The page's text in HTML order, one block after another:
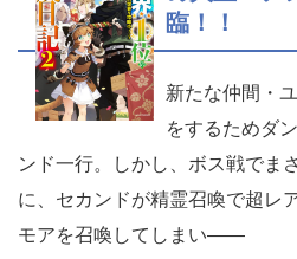
臨！！
新たな仲間・
をするためダ
ンド一行。しかし、ボス戦で
に、セカンドが精霊召喚で超レ
モアを召喚してしまい――